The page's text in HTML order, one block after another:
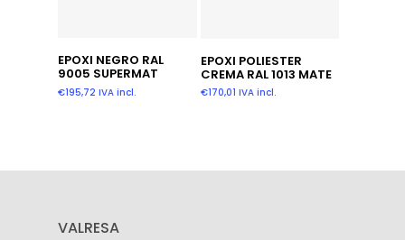
Añadir Al Carrito
EPOXI NEGRO RAL
9005 SUPERMAT
€195,72 IVA incl.
Añadir Al Carrito
EPOXI POLIESTER
CREMA RAL 1013 MATE
€170,01 IVA incl.
VALRESA